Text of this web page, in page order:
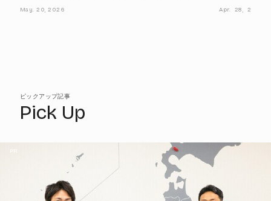
感を増す“第三の選択肢”とは【NISAつみたて投資枠
May. 20, 2026
今から備えた
Apr. 28, 2026
ピックアップ記事
Pick Up
PR